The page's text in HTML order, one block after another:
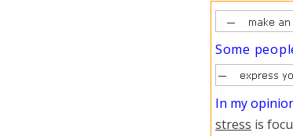
Some
In my
stress is